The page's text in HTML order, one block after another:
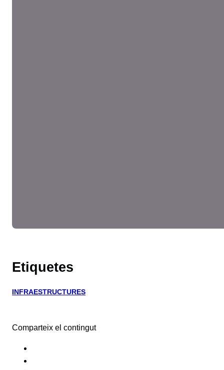
Etiquetes
INFRAESTRUCTURES
Comparteix el contingut